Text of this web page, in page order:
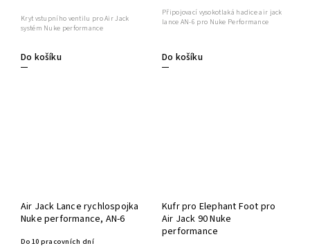
Do košíku
Kryt vstupního ventilu pro Air Jack
systém Nuke performance
Do košíku
Připojovací vysokotlaká hadice air jack
lance AN-6 pro Nuke Performance
Air Jack Lance rychlospojka
Nuke performance, AN-6
Do 10 pracovních dní
Kufr pro Elephant Foot pro
Air Jack 90 Nuke
performance